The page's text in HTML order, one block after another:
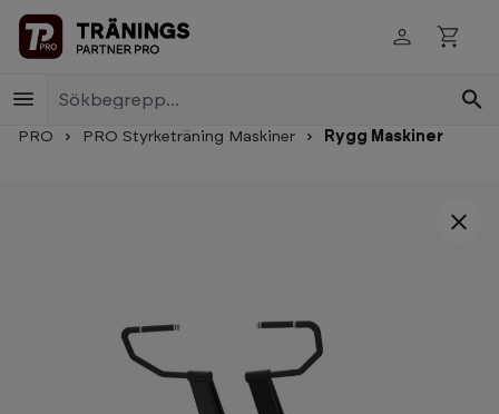
Skip to main content
PRO PRO Styrketräning Maskiner Rygg Maskiner